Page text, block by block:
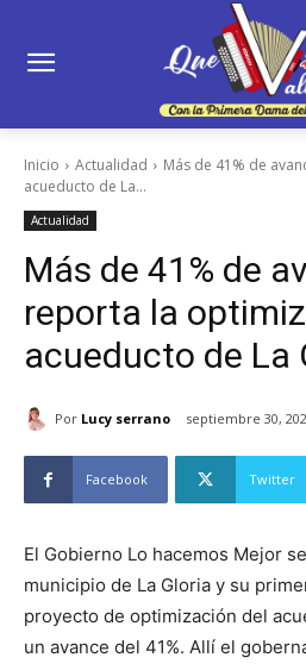
Inicio Actualidad
Más de 41% de
acueducto de La...
Actualidad
Más de 41% de
reporta la
acueducto de La
Por Lucy serrano septiembre 30,
Facebook Twitter
El Gobierno Lo hacemos Mejor
municipio de La Gloria y su
proyecto de optimización del
un avance del 41%. Allí el